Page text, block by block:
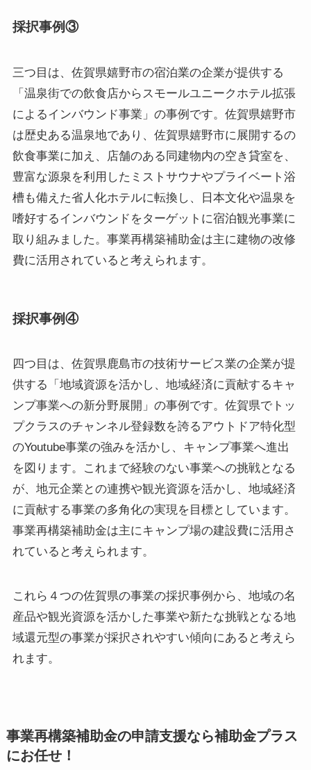
採択事例③
三つ目は、佐賀県嬉野市の宿泊業の企業が提供する
「温泉街での飲食店からスモールユニークホテル拡張
によるインバウンド事業」の事例です。佐賀県嬉野市
は歴史ある温泉地であり、佐賀県嬉野市に展開するの
飲食事業に加え、店舗のある同建物内の空き貸室を、
豊富な源泉を利用したミストサウナやプライベート浴
槽も備えた省人化ホテルに転換し、日本文化や温泉を
嗜好するインバウンドをターゲットに宿泊観光事業に
取り組みました。事業再構築補助金は主に建物の改修
費に活用されていると考えられます。
採択事例④
四つ目は、佐賀県鹿島市の技術サービス業の企業が提
供する「地域資源を活かし、地域経済に貢献するキャ
ンプ事業への新分野展開」の事例です。佐賀県でトッ
プクラスのチャンネル登録数を誇るアウトドア特化型
のYoutube事業の強みを活かし、キャンプ事業へ進出
を図ります。これまで経験のない事業への挑戦となる
が、地元企業との連携や観光資源を活かし、地域経済
に貢献する事業の多角化の実現を目標としています。
事業再構築補助金は主にキャンプ場の建設費に活用さ
れていると考えられます。
これら４つの佐賀県の事業の採択事例から、地域の名
産品や観光資源を活かした事業や新たな挑戦となる地
域還元型の事業が採択されやすい傾向にあると考えら
れます。
事業再構築補助金の申請支援なら補助金プラス
にお任せ！